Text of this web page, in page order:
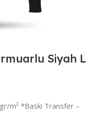
Siyah L
m² *Baskı Transfer –